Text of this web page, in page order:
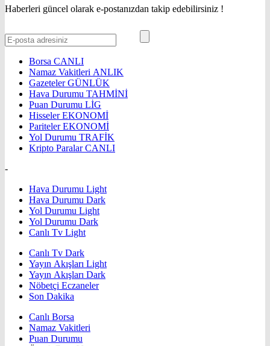
Haberleri güncel olarak e-postanızdan takip edebilirsiniz !
Borsa CANLI
Namaz Vakitleri ANLIK
GazetelerGÜNLÜK
Hava Durumu TAHMİNİ
Puan Durumu LİG
HisselerEKONOMİ
ParitelerEKONOMİ
Yol Durumu TRAFİK
Kripto ParalarCANLI
-
Hava Durumu Light
Hava Durumu Dark
Yol Durumu Light
Yol Durumu Dark
Canlı Tv Light
Canlı Tv Dark
Yayın Akışları Light
Yayın Akışları Dark
Nöbetçi Eczaneler
Son Dakika
Canlı Borsa
Namaz Vakitleri
Puan Durumu